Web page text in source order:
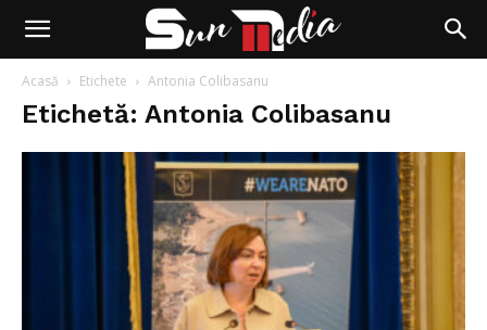
Acasă Etichete Antonia Colibasanu
Etichetă: Antonia Colibasanu